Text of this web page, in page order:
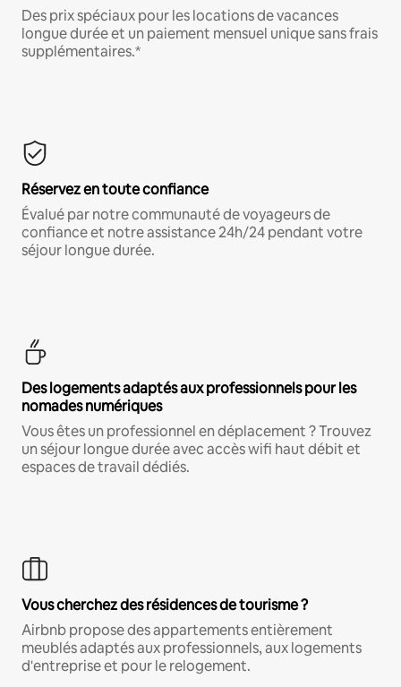
Des prix spéciaux pour les locations de vacances
longue durée et un paiement mensuel unique sans frais
supplémentaires.*
Réservez en toute confiance
Évalué par notre communauté de voyageurs de
confiance et notre assistance 24h/24 pendant votre
séjour longue durée.
Des logements adaptés aux professionnels pour les
nomades numériques
Vous êtes un professionnel en déplacement ? Trouvez
un séjour longue durée avec accès wifi haut débit et
espaces de travail dédiés.
Vous cherchez des résidences de tourisme ?
Airbnb propose des appartements entièrement
meublés adaptés aux professionnels, aux logements
d'entreprise et pour le relogement.